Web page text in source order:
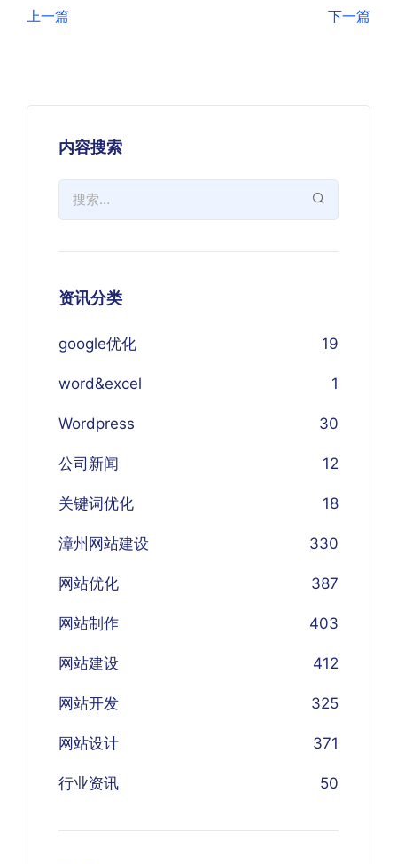
上一篇 下一篇
内容搜索
资讯分类
google优化 19
word&excel 1
Wordpress 30
公司新闻 12
关键词优化 18
漳州网站建设 330
网站优化 387
网站制作 403
网站建设 412
网站开发 325
网站设计 371
行业资讯 50